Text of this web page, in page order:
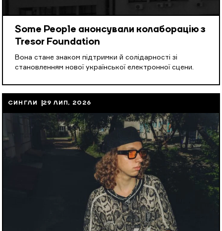
Some People анонсували колаборацію з
Tresor Foundation
Вона стане знаком підтримки й солідарності зі
становленням нової української електронної сцени.
СИНГЛИ 29 ЛИП, 2026